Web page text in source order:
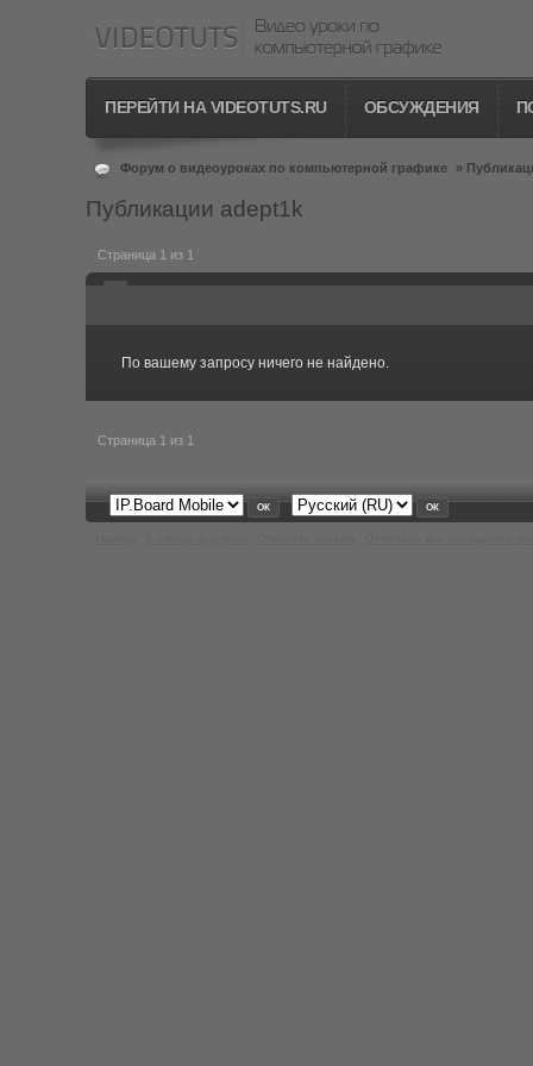
ПЕРЕЙТИ НА VIDEOTUTS.RU ОБСУЖДЕНИЯ
Форум о видеоуроках по компьютерной графике »
Публикации adept1k
Страница 1 из 1
По вашему запросу ничего не найдено.
Страница 1 из 1